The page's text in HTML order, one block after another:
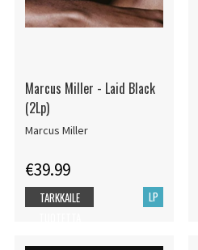
Marcus Miller - Laid Black
(2Lp)
Marcus Miller
€39.99
LP
TARKKAILE